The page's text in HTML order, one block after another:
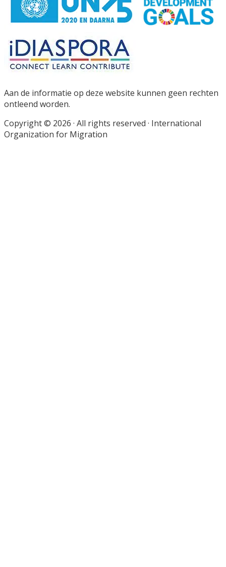
Footer
Aan de informatie op deze website kunnen geen rechten
ontleend worden.
Copyright © 2026 · All rights reserved · International
Organization for Migration